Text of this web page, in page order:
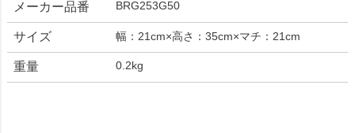
メーカー品番 BRG253G50
サイズ 幅：21cm×高さ：35cm×マチ：21cm
重量 0.2kg